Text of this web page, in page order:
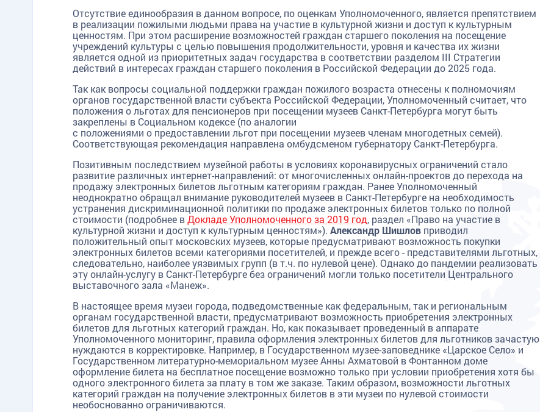
Отсутствие единообразия в данном вопросе, по оценкам Уполномоченного, является препятствием
в реализации пожилыми людьми права на участие в культурной жизни и доступ к культурным
ценностям. При этом расширение возможностей граждан старшего поколения на посещение
учреждений культуры с целью повышения продолжительности, уровня и качества их жизни
является одной из приоритетных задач государства в соответствии разделом III Стратегии
действий в интересах граждан старшего поколения в Российской Федерации до 2025 года.
Так как вопросы социальной поддержки граждан пожилого возраста отнесены к полномочиям
органов государственной власти субъекта Российской Федерации, Уполномоченный считает, что
положения о льготах для пенсионеров при посещении музеев Санкт-Петербурга могут быть
закреплены в Социальном кодексе (по аналогии
с положениями о предоставлении льгот при посещении музеев членам многодетных семей).
Соответствующая рекомендация направлена омбудсменом губернатору Санкт-Петербурга.
Позитивным последствием музейной работы в условиях коронавирусных ограничений стало
развитие различных интернет-направлений: от многочисленных онлайн-проектов до перехода на
продажу электронных билетов льготным категориям граждан. Ранее Уполномоченный
неоднократно обращал внимание руководителей музеев в Санкт-Петербурге на необходимость
устранения дискриминационной политики по продаже электронных билетов только по полной
стоимости (подробнее вДокладе Уполномоченного за 2019 год, раздел «Право на участие в
культурной жизни и доступ к культурным ценностям»). Александр Шишлов приводил
положительный опыт московских музеев, которые предусматривают возможность покупки
электронных билетов всеми категориями посетителей, и прежде всего - представителями льготных,
следовательно, наиболее уязвимых групп (в т.ч. по нулевой цене). Однако до пандемии реализовать
эту онлайн-услугу в Санкт-Петербурге без ограничений могли только посетители Центрального
выставочного зала «Манеж».
В настоящее время музеи города, подведомственные как федеральным, так и региональным
органам государственной власти, предусматривают возможность приобретения электронных
билетов для льготных категорий граждан. Но, как показывает проведенный в аппарате
Уполномоченного мониторинг, правила оформления электронных билетов для льготников зачастую
нуждаются в корректировке. Например, в Государственном музее-заповеднике «Царское Село» и
Государственном литературно-мемориальном музее Анны Ахматовой в Фонтанном доме
оформление билета на бесплатное посещение возможно только при условии приобретения хотя бы
одного электронного билета за плату в том же заказе. Таким образом, возможности льготных
категорий граждан на получение электронных билетов в эти музеи по нулевой стоимости
необоснованно ограничиваются.